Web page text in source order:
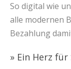
So digital wie
alle modernen
Bezahlung
» Ein Herz